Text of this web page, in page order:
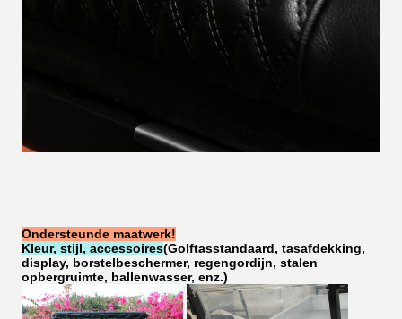
Ondersteunde maatwerk!
Kleur, stijl, accessoires(Golftasstandaard, tasafdekking,
display, borstelbeschermer, regengordijn, stalen
opbergruimte, ballenwasser, enz.)